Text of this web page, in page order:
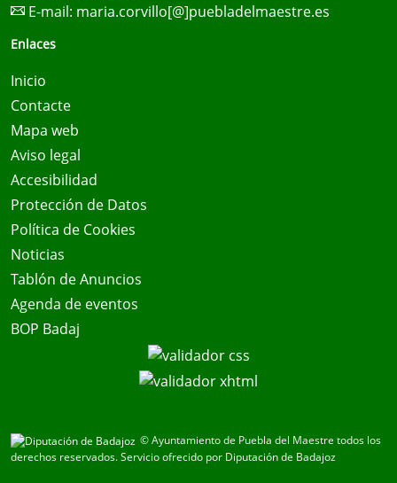
E-mail: maria.corvillo[@]puebladelmaestre.es
Enlaces
Inicio
Contacte
Mapa web
Aviso legal
Accesibilidad
Protección de Datos
Política de Cookies
Noticias
Tablón de Anuncios
Agenda de eventos
BOP Badaj
© Ayuntamiento de Puebla del Maestre todos los
derechos reservados.Servicio ofrecido por Diputación de Badajoz